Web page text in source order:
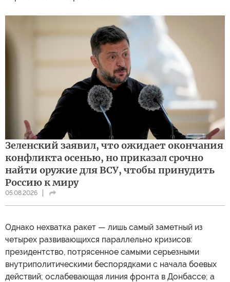
Зеленский заявил, что ожидает окончания
конфликта осенью, но приказал срочно
найти оружие для ВСУ, чтобы принудить
Россию к миру
05.08.2026
Однако нехватка ракет — лишь самый заметный из
четырех развивающихся параллельно кризисов:
президентство, потрясенное самыми серьезными
внутриполитическими беспорядками с начала боевых
действий; ослабевающая линия фронта в Донбассе; а